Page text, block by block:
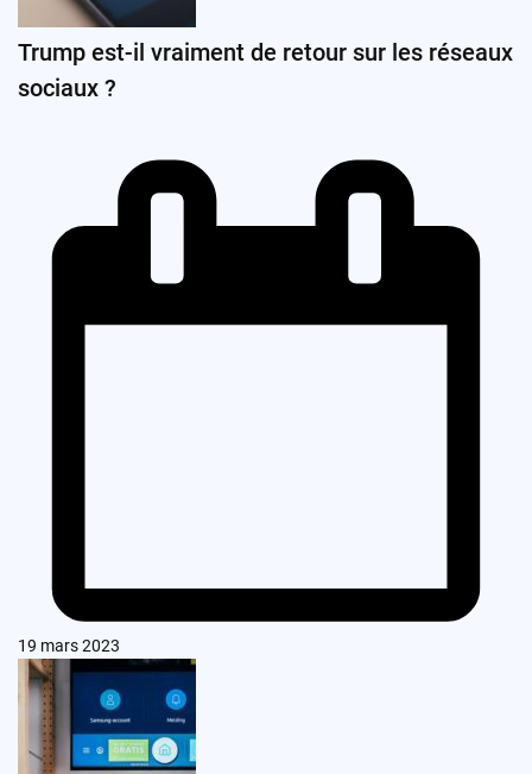
Trump est-il vraiment de retour sur les réseaux
sociaux ?
19 mars 2023